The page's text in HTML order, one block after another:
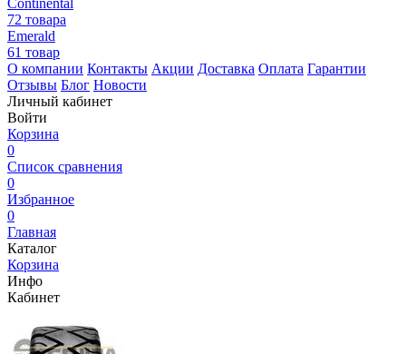
Continental
72 товара
Emerald
61 товар
О компании Контакты Акции Доставка Оплата Гарантии
Отзывы Блог Новости
Личный кабинет
Войти
Корзина
0
Список сравнения
0
Избранное
0
Главная
Каталог
Корзина
Инфо
Кабинет